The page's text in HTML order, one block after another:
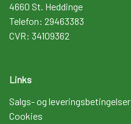
4660 St. Heddinge
Telefon: 29463383
CVR: 34109362
Links
Salgs- og leveringsbetingelser
Cookies